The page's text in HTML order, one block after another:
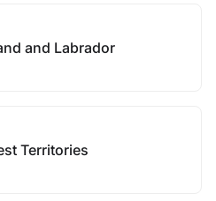
and Labrador
Territories